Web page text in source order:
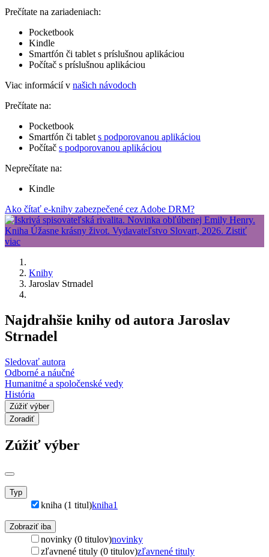
Prečítate na zariadeniach:
Pocketbook
Kindle
Smartfón či tablet s príslušnou aplikáciou
Počítač s príslušnou aplikáciou
Viac informácií v našich návodoch
Prečítate na:
Pocketbook
Smartfón či tablet s podporovanou aplikáciou
Počítač s podporovanou aplikáciou
Neprečítate na:
Kindle
Ako čítať e-knihy zabezpečené cez Adobe DRM?
Knihy
Jaroslav Strnadel
Najdrahšie knihy od autora Jaroslav
Strnadel
Sledovať autora
Odborné a náučné
Humanitné a spoločenské vedy
História
Zúžiť výber
Zoradiť
Zúžiť výber
Typ
kniha (1 titul)kniha1
Zobraziť iba
novinky (0 titulov)novinky
zľavnené tituly (0 titulov)zľavnené tituly